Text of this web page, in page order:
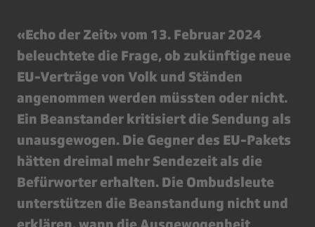
«Echo der Zeit» vom 13. Februar 2024
beleuchtete die Frage, ob zukünftige neue
EU-Verträge von Volk und Ständen
angenommen werden müssten oder nicht.
Ein Beanstander kritisiert die Sendung als
unausgewogen. Die Gegner des EU-Pakets
hätten dreimal mehr Sendezeit als die
Befürworter erhalten. Die Ombudsleute
unterstützen die Beanstandung nicht und